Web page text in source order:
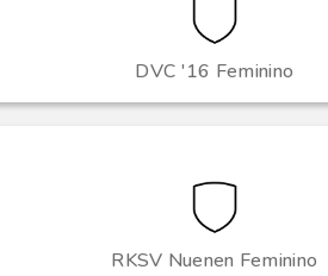
DVC '16 Feminino
RKSV Nuenen Feminino